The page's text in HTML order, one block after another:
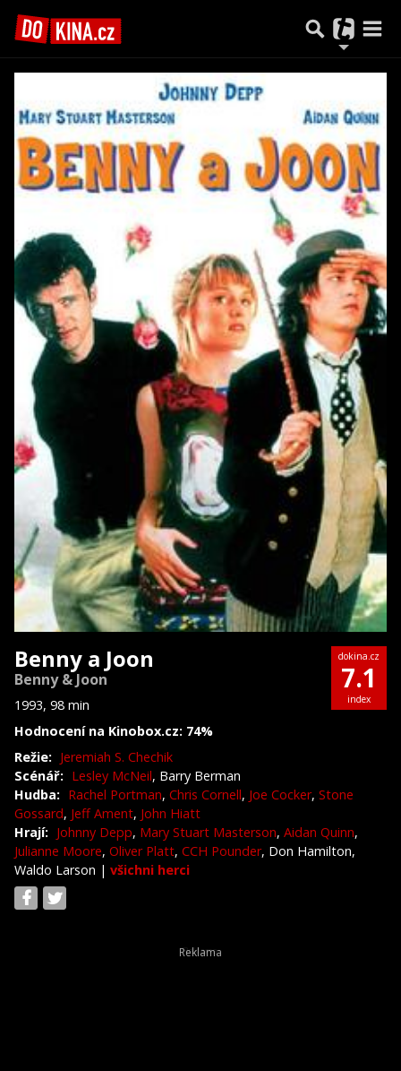
Benny a Joon
Benny & Joon
1993, 98 min
Hodnocení na Kinobox.cz: 74%
dokina.cz
7.1
index
Režie: Jeremiah S. Chechik
Scénář: Lesley McNeil, Barry Berman
Hudba: Rachel Portman, Chris Cornell, Joe Cocker, Stone
Gossard, Jeff Ament, John Hiatt
Hrají: Johnny Depp, Mary Stuart Masterson, Aidan Quinn,
Julianne Moore, Oliver Platt, CCH Pounder, Don Hamilton,
Waldo Larson | všichni herci